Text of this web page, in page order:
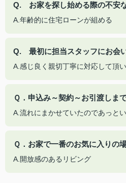
Q. お家を探し始める際の不安
A.年齢的に住宅ローンが組める
Q. 最初に担当スタッフにお会
A.感じ良く親切丁寧に対応して頂
Ｑ．申込み～契約～お引渡しま
A.流れにまかせていたのであっと
Ｑ．お家で一番のお気に入りの
A.開放感のあるリビング